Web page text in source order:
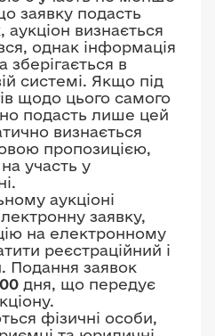
заявку подасть
визнається
однак інформація
зберігається в
системі. Якщо під
щодо цього самого
подасть лише цей
визнається
пропозицією,
участь у
аукціоні
заявку,
на електронному
реєстраційний і
Подання заявок
дня, що передує
фізичні особи,